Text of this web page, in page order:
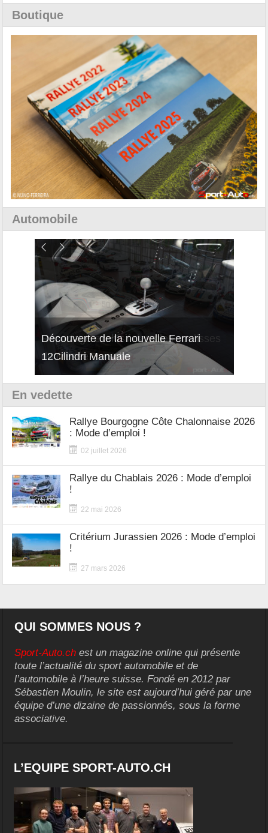
Boutique
Automobile
Découverte de la nouvelle Ferrari
12Cilindri Manuale
En vedette
Rallye Bourgogne Côte Chalonnaise 2026
: Mode d’emploi !
02 juillet 2026
Rallye du Chablais 2026 : Mode d’emploi
!
22 mai 2026
Critérium Jurassien 2026 : Mode d’emploi
!
27 mars 2026
QUI SOMMES NOUS ?
Sport-Auto.ch est un magazine online qui présente
toute l’actualité du sport automobile et de
l’automobile à l’heure suisse. Fondé en 2012 par
Sébastien Moulin, le site est aujourd’hui géré par une
équipe d’une dizaine de passionnés, sous la forme
associative.
L’EQUIPE SPORT-AUTO.CH